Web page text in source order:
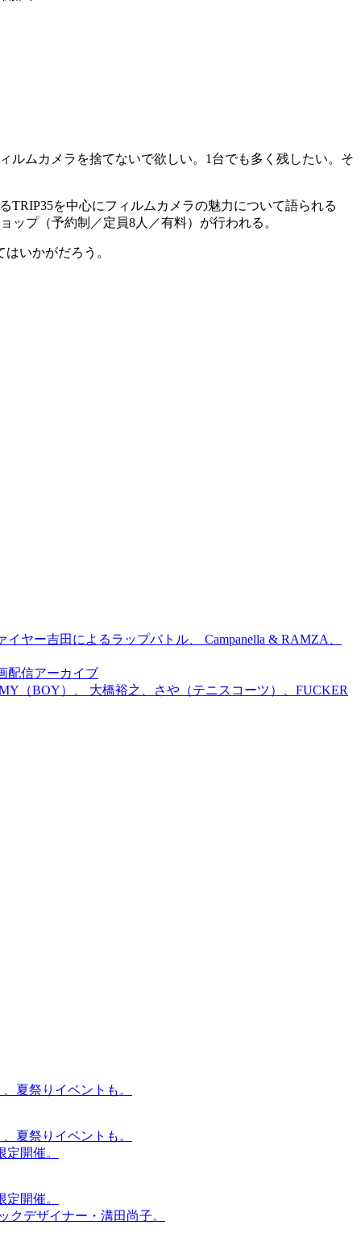
ルムカメラを捨てないで欲しい。1台でも多く残したい。そ
TRIP35を中心にフィルムカメラの魅力について語られる
プ（予約制／定員8人／有料）が行われる。
いかがだろう。
ヤー吉田によるラップバトル、 Campanella & RAMZA、
配信アーカイブ
（BOY）、 大橋裕之、さや（テニスコーツ）、FUCKER
夏祭りイベントも。
夏祭りイベントも。
開催。
開催。
デザイナー・溝田尚子。